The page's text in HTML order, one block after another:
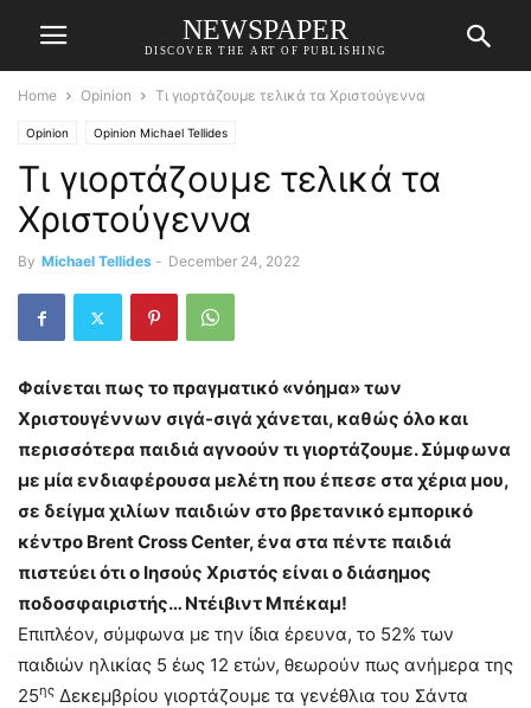
NEWSPAPER
DISCOVER THE ART OF PUBLISHING
Home Opinion Τι γιορτάζουμε τελικά τα Χριστούγεννα
Opinion Opinion Michael Tellides
Τι γιορτάζουμε τελικά τα
Χριστούγεννα
By Michael Tellides - December 24, 2022
Φαίνεται πως το πραγματικό «νόημα» των
Χριστουγέννων σιγά-σιγά χάνεται, καθώς όλο και
περισσότερα παιδιά αγνοούν τι γιορτάζουμε. Σύμφωνα
με μία ενδιαφέρουσα μελέτη που έπεσε στα χέρια μου,
σε δείγμα χιλίων παιδιών στο βρετανικό εμπορικό
κέντρο Brent Cross Center, ένα στα πέντε παιδιά
πιστεύει ότι ο Ιησούς Χριστός είναι ο διάσημος
ποδοσφαιριστής… Ντέιβιντ Μπέκαμ!
Επιπλέον, σύμφωνα με την ίδια έρευνα, το 52% των
παιδιών ηλικίας 5 έως 12 ετών, θεωρούν πως ανήμερα της
25ης Δεκεμβρίου γιορτάζουμε τα γενέθλια του Σάντα